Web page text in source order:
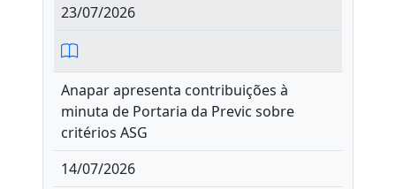
23/07/2026
Anapar apresenta contribuições à
minuta de Portaria da Previc sobre
critérios ASG
14/07/2026